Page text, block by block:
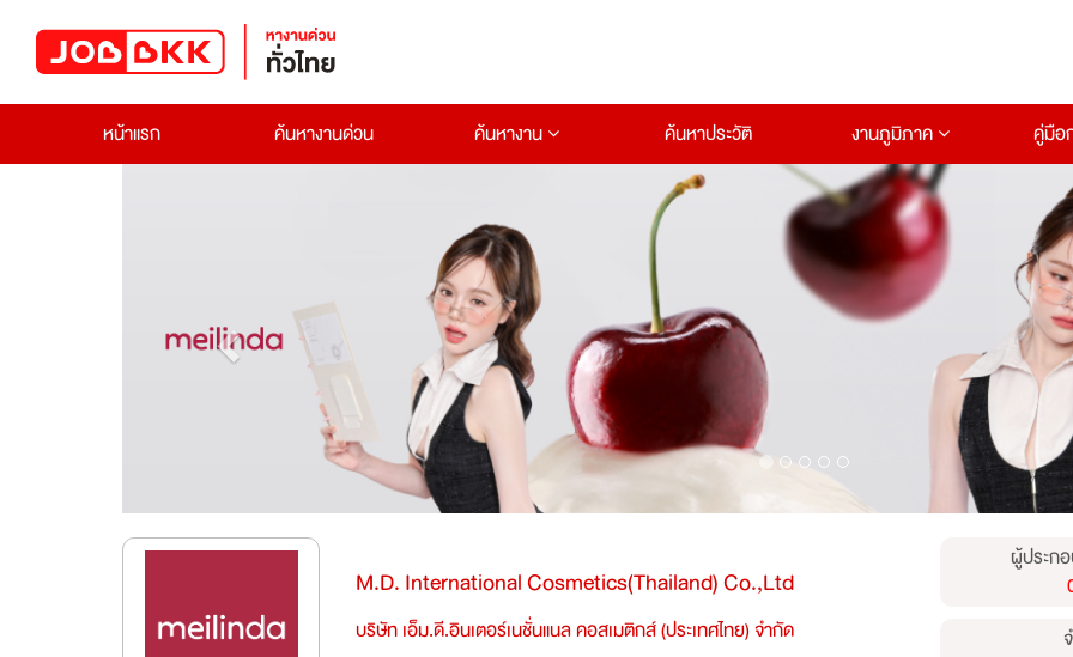
หน้าแรก ค้นหางานด่วน ค้นหางาน ค้นหาประวัติ งานภูมิภาค คู่มือ
M.D. International Cosmetics(Thailand) Co.,Ltd
บริษัท เอ็ม.ดี.อินเตอร์เนชั่นแนล คอสเมติกส์ (ประเทศไทย) จำกัด
ผู้ประก